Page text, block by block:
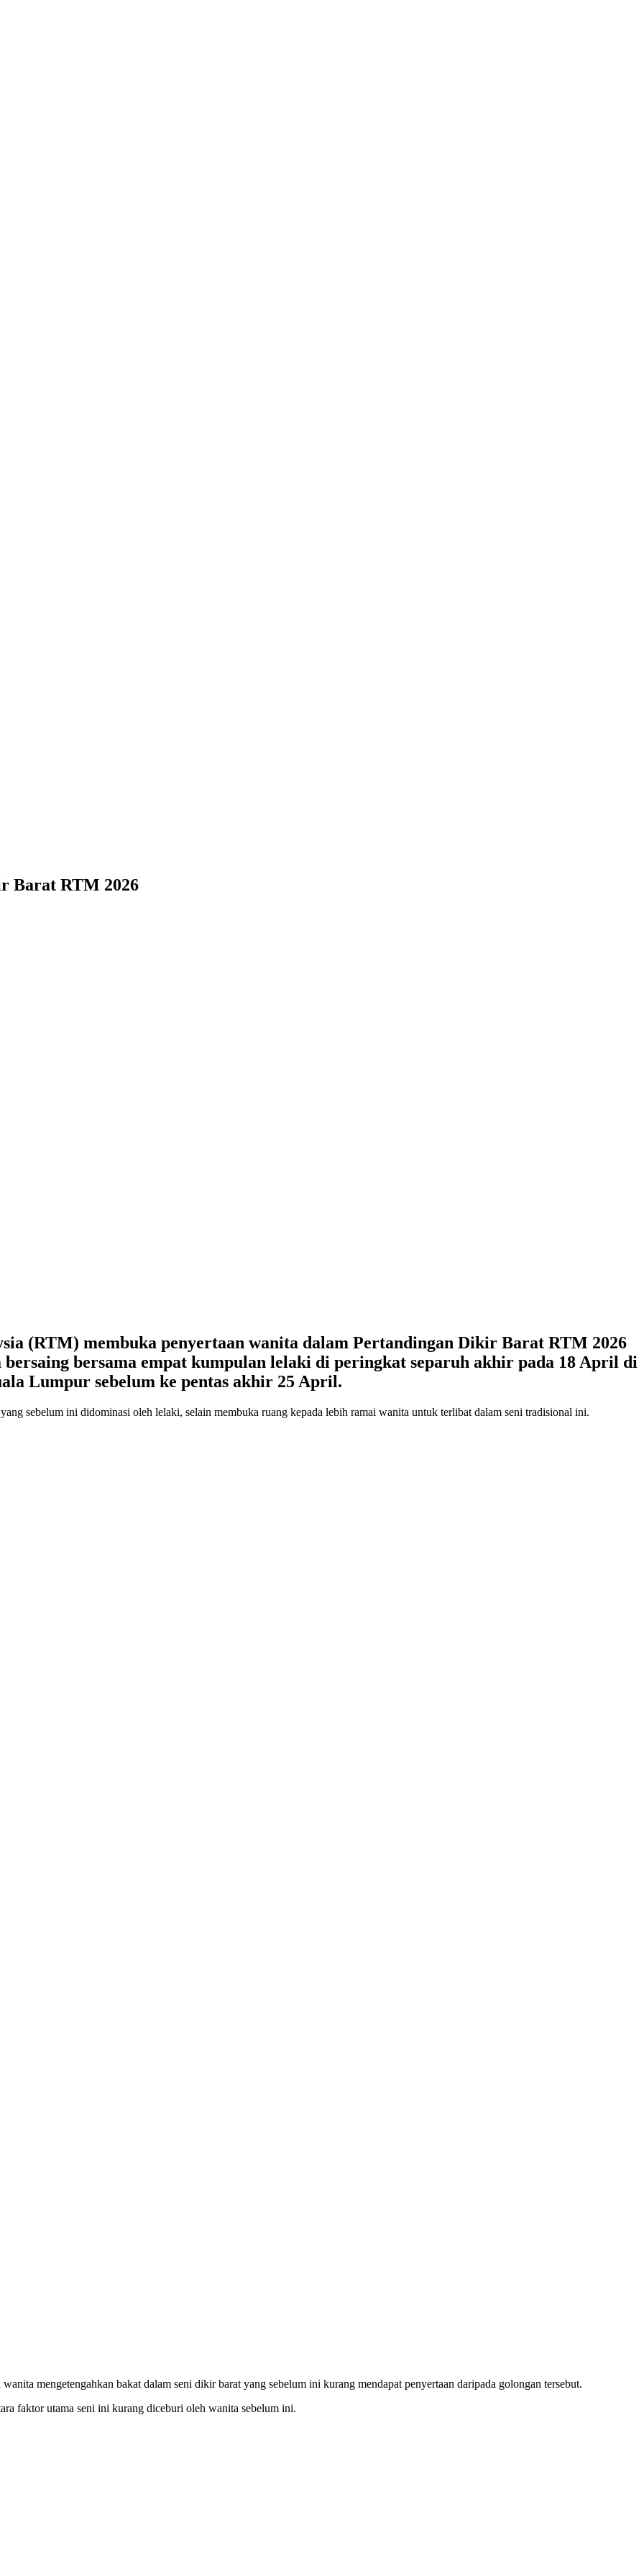
Barat RTM 2026
(RTM) membuka penyertaan wanita dalam Pertandingan Dikir Barat RTM 2026
bersaing bersama empat kumpulan lelaki di peringkat separuh akhir pada 18 April di
Lumpur sebelum ke pentas akhir 25 April.
sebelum ini didominasi oleh lelaki, selain membuka ruang kepada lebih ramai wanita untuk terlibat dalam seni tradisional ini.
mengetengahkan bakat dalam seni dikir barat yang sebelum ini kurang mendapat penyertaan daripada golongan tersebut.
faktor utama seni ini kurang diceburi oleh wanita sebelum ini.